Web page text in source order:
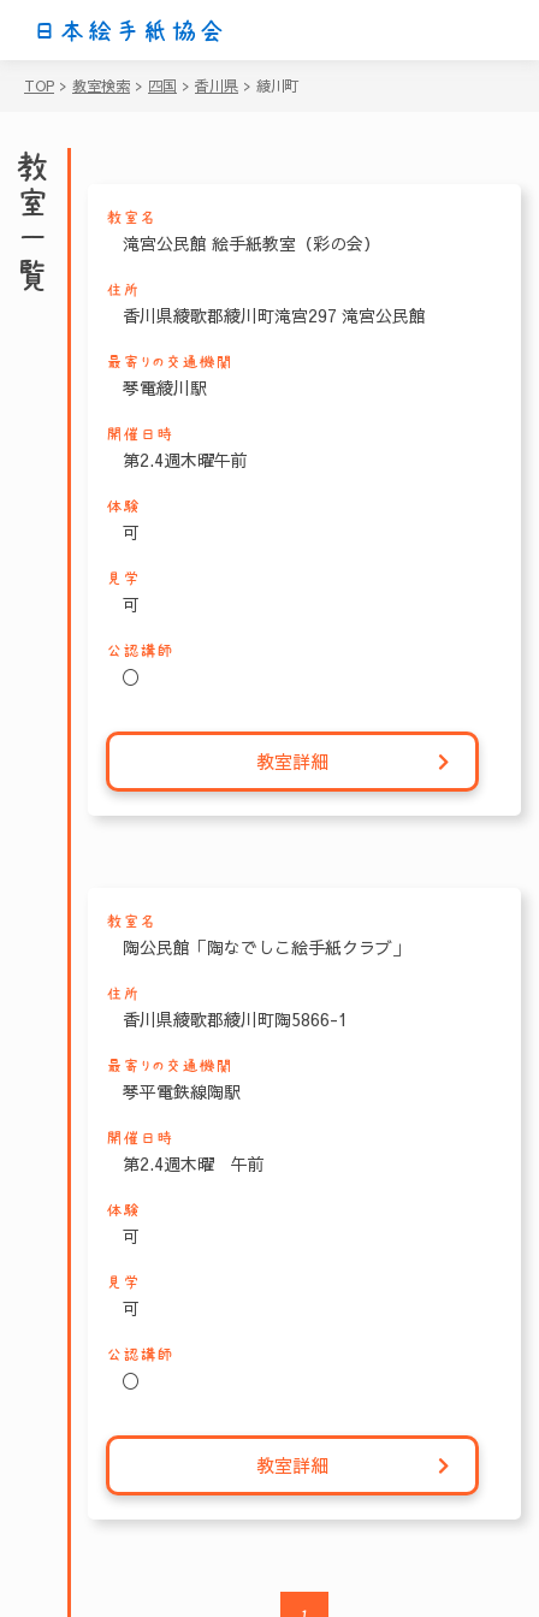
日本絵手紙協会
TOP > 教室検索 > 四国 > 香川県 > 綾川町
教室一覧 教室名
滝宮公民館 絵手紙教室（彩の会）
住所
香川県綾歌郡綾川町滝宮297 滝宮公民館
最寄りの交通機関
琴電綾川駅
開催日時
第2.4週木曜午前
体験
可
見学
可
公認講師
〇
教室詳細
教室名
陶公民館「陶なでしこ絵手紙クラブ」
住所
香川県綾歌郡綾川町陶5866-1
最寄りの交通機関
琴平電鉄線陶駅
開催日時
第2.4週木曜 午前
体験
可
見学
可
公認講師
〇
教室詳細